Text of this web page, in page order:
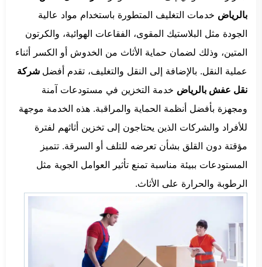
بالرياض خدمات التغليف المتطورة باستخدام مواد عالية
الجودة مثل البلاستيك المقوى، الفقاعات الهوائية، والكرتون
المتين، وذلك لضمان حماية الأثاث من الخدوش أو الكسر أثناء
عملية النقل. بالإضافة إلى النقل والتغليف، تقدم أفضل شركة
نقل عفش بالرياض خدمة التخزين في مستودعات آمنة
ومجهزة بأفضل أنظمة الحماية والمراقبة. هذه الخدمة موجهة
للأفراد والشركات الذين يحتاجون إلى تخزين أثاثهم لفترة
مؤقتة دون القلق بشأن تعرضه للتلف أو السرقة. تتميز
المستودعات ببيئة مناسبة تمنع تأثير العوامل الجوية مثل
الرطوبة والحرارة على الأثاث.